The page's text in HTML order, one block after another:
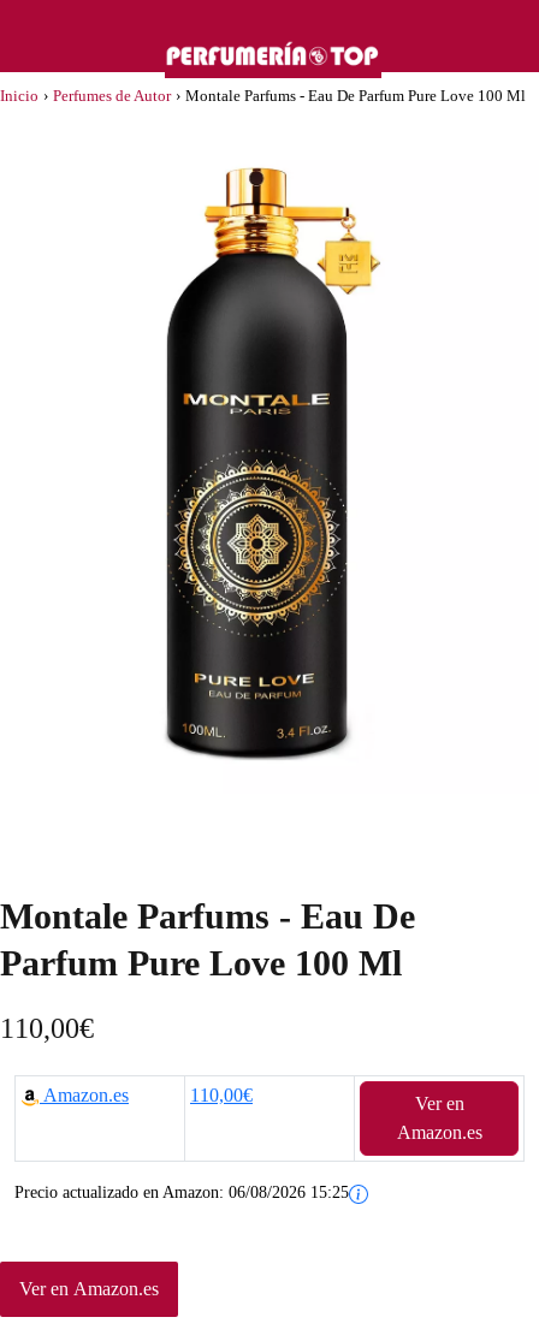
Inicio › Perfumes de Autor › Montale Parfums - Eau De Parfum Pure Love 100 Ml
Montale Parfums - Eau De
Parfum Pure Love 100 Ml
110,00€
Amazon.es 110,00€
Ver en
Amazon.es
Precio actualizado en Amazon: 06/08/2026 15:25
Ver en Amazon.es